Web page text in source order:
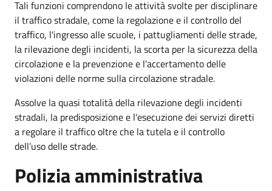
Tali funzioni comprendono le attività svolte per disciplinare
il traffico stradale, come la regolazione e il controllo del
traffico, l'ingresso alle scuole, i pattugliamenti delle strade,
la rilevazione degli incidenti, la scorta per la sicurezza della
circolazione e la prevenzione e l'accertamento delle
violazioni delle norme sulla circolazione stradale.
Assolve la quasi totalità della rilevazione degli incidenti
stradali, la predisposizione e l'esecuzione dei servizi diretti
a regolare il traffico oltre che la tutela e il controllo
dell’uso delle strade.
Polizia amministrativa